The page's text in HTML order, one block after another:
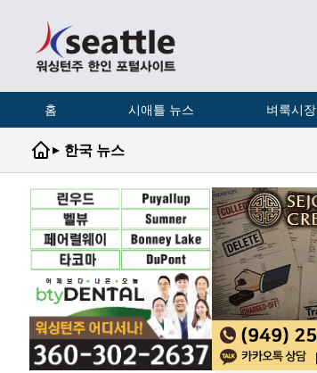
홈 시애틀 뉴스 벼룩시장
▸ 한국 뉴스